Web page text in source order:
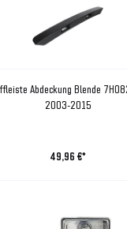
Abdeckung Blende
2003-2015
49,96 €*